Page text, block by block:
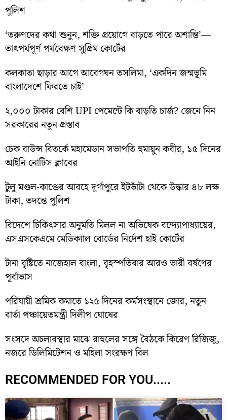
পুলিশ
‘তরুণদের কথা শুনুন, শক্তি প্রয়োগে বাড়তে পারে অশান্তি’—
তাৎপর্যপূর্ণ পর্যবেক্ষণ সুপ্রিম কোর্টের
কলকাতা ছাড়ার আগে আবেগঘন তসলিমা, ‘একদিন জন্মভূমি
বাংলাদেশে ফিরতে চাই’
২,০০০ টাকার বেশি UPI পেমেন্টে কি বাড়তি চার্জ? জেনে নিন
সরকারের নতুন প্রস্তাব
চেক বাউন্স বিতর্কে মহামেডান সভাপতি হুমায়ুন কবীর, ১৫ দিনের
আইনি নোটিস ক্লাবের
টুলু মণ্ডল-কাণ্ডের আবহে দুর্গাপুরে ইটভাঁটা থেকে উদ্ধার ৪৮ লক্ষ
টাকা, তদন্তে পুলিশ
বিদেশে চিকিৎসার অনুমতি মিলল না অভিষেক বন্দ্যোপাধ্যায়ের,
এসএসকেএমে মেডিক্যাল বোর্ডের নির্দেশ হাই কোর্টের
টানা বৃষ্টিতে নাজেহাল বাংলা, বৃহস্পতিবার আরও ভারী বর্ষণের
পূর্বাভাস
পরিযায়ী শ্রমিক কমাতে ১২৫ দিনের কর্মসংস্থানে জোর, নতুন
বার্তা পঞ্চায়েতমন্ত্রী দিলীপ ঘোষের
সংসদে অচলাবস্থার মাঝে রাহুলের সঙ্গে বৈঠকে কিরেণ রিজিজু,
নজরে ডিলিমিটেশন ও মহিলা সংরক্ষণ বিল
RECOMMENDED FOR YOU.....